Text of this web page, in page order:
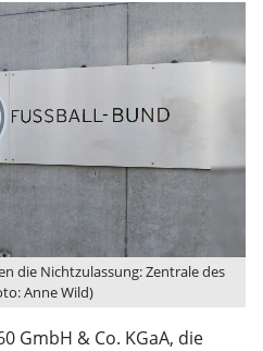
die Nichtzulassung: Zentrale des
Anne Wild)
GmbH & Co. KGaA, die